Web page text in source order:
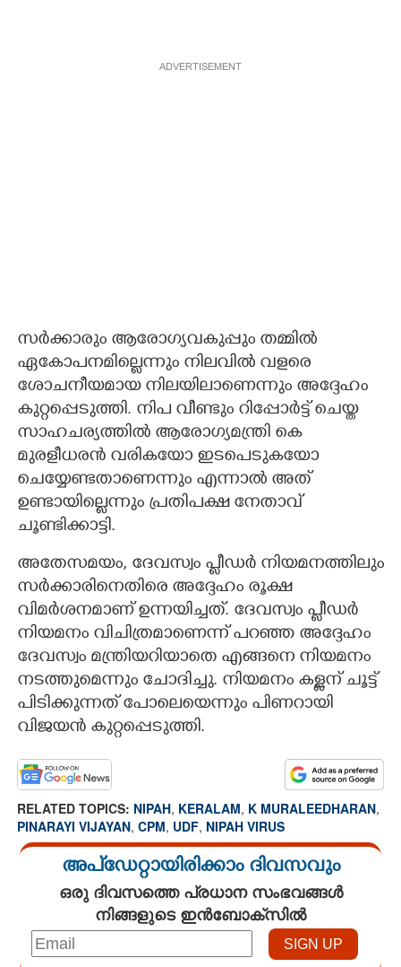
ADVERTISEMENT
സർക്കാരും ആരോ​ഗ്യവകുപ്പും തമ്മിൽ
ഏകോപനമില്ലെന്നും നിലവിൽ വളരെ
ശോചനീയമായ നിലയിലാണെന്നും അദ്ദേഹം
കുറ്റപ്പെടുത്തി. നിപ വീണ്ടും റിപ്പോർട്ട് ചെയ്ത
സാഹചര്യത്തിൽ ആരോ​ഗ്യമന്ത്രി കെ
മുരളീധരൻ വരികയോ ഇടപെടുകയോ
ചെയ്യേണ്ടതാണെന്നും എന്നാൽ അത്
ഉണ്ടായില്ലെന്നും പ്രതിപക്ഷ നേതാവ്
ചൂണ്ടിക്കാട്ടി.
അതേസമയം, ദേവസ്വം പ്ലീഡർ നിയമനത്തിലും
സർക്കാരിനെതിരെ അദ്ദേഹം രൂക്ഷ
വിമർശനമാണ് ഉന്നയിച്ചത്. ദേവസ്വം പ്ലീഡർ
നിയമനം വിചിത്രമാണെന്ന് പറഞ്ഞ അദ്ദേഹം
ദേവസ്വം മന്ത്രിയറിയാതെ എങ്ങനെ നിയമനം
നടത്തുമെന്നും ചോദിച്ചു. നിയമനം കള്ളന് ചൂട്ട്
പിടിക്കുന്നത് പോലെയെന്നും പിണറായി
വിജയൻ കുറ്റപ്പെടുത്തി.
RELATED TOPICS: NIPAH, KERALAM, K MURALEEDHARAN,
PINARAYI VIJAYAN, CPM, UDF, NIPAH VIRUS
അപ്ഡേറ്റായിരിക്കാം ദിവസവും
ഒരു ദിവസത്തെ പ്രധാന സംഭവങ്ങൾ
നിങ്ങളുടെ ഇൻബോക്സിൽ